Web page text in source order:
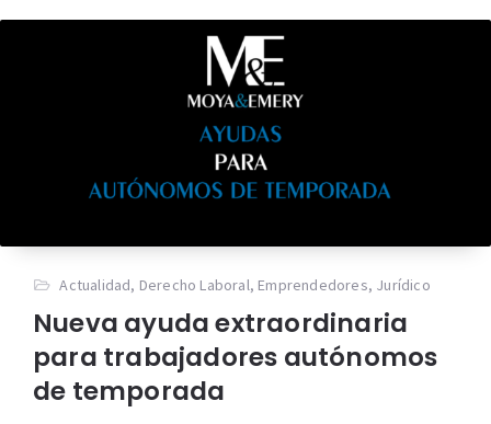
Actualidad, Derecho Laboral, Emprendedores, Jurídico
Nueva ayuda extraordinaria
para trabajadores autónomos
de temporada